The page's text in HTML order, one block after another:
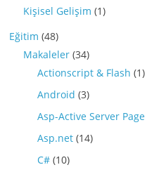
Kişisel Gelişim (1)
Eğitim (48)
Makaleler (34)
Actionscript & Flash (1)
Android (3)
Asp-Active Server Page
Asp.net (14)
C# (10)